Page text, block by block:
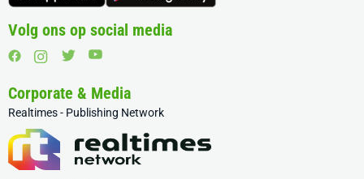
Volg ons op social media
Corporate & Media
Realtimes - Publishing Network